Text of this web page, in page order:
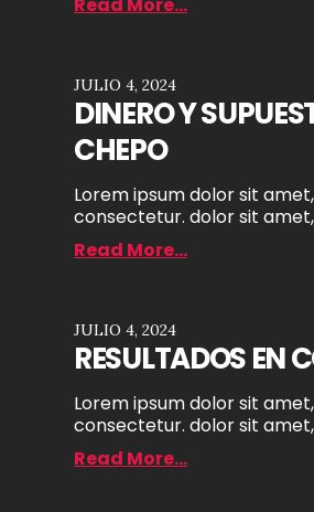
DINERO Y
CHEPO
Lorem ipsum dolor sit
consectetur. dolor sit
JULIO 4, 2024
Read More...
RESULTADOS EN
Lorem ipsum dolor sit
consectetur. dolor sit
JULIO 4, 2024
Read More...